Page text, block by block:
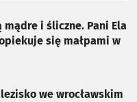
mądre i śliczne. Pani Ela
się małpami w
we wrocławskim